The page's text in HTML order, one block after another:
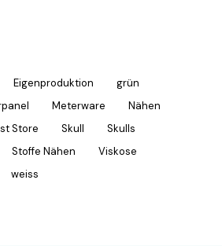
Eigenproduktion
grün
Meterware
Nähen
Store Skull
Skulls
Stoffe Nähen
Viskose
weiss